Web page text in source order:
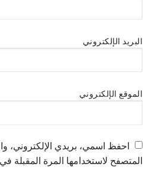
البريد الإلكتروني
الموقع الإلكتروني
احفظ اسمي، بريدي الإلكتروني،
المتصفح لاستخدامها المرة المقبلة